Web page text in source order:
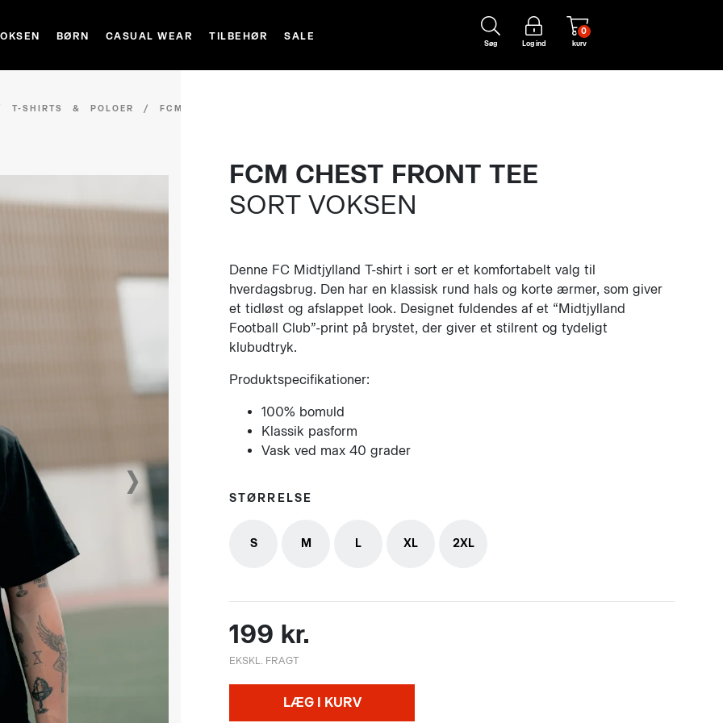
BØRN CASUAL WEAR TILBEHØR SALE
Søg Log ind kurv
0
T-SHIRTS & POLOER /FCM CHEST
›
FCM CHEST FRONT TEE
SORT VOKSEN
Denne FC Midtjylland T-shirt i sort er et komfortabelt valg til
hverdagsbrug. Den har en klassisk rund hals og korte ærmer, som giver
et tidløst og afslappet look. Designet fuldendes af et “Midtjylland
Football Club”-print på brystet, der giver et stilrent og tydeligt
klubudtryk.
Produktspecifikationer:
100% bomuld
Klassik pasform
Vask ved max 40 grader
STØRRELSE
S M L XL 2XL
199 kr.
EKSKL. FRAGT
LÆG I KURV